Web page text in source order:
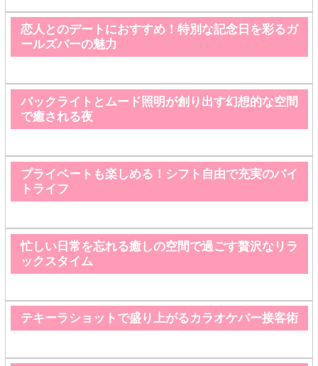
恋人とのデートにおすすめ！特別な記念日を彩るガ
ールズバーの魅力
バックライトとムード照明が創り出す幻想的な空間
で癒される夜
プライベートも楽しめる！シフト自由で充実のバイ
トライフ
忙しい日常を忘れる癒しの空間で過ごす贅沢なリラ
ックスタイム
テキーラショットで盛り上がるカラオケバー接客術